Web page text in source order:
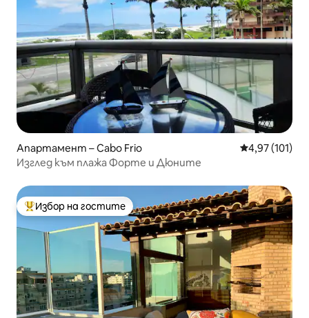
Апартамент – Cabo Frio Средна
4,97 (101)
Изглед към плажа Форте и Дюните
Най-популярен избор на гостите
Избор на гостите